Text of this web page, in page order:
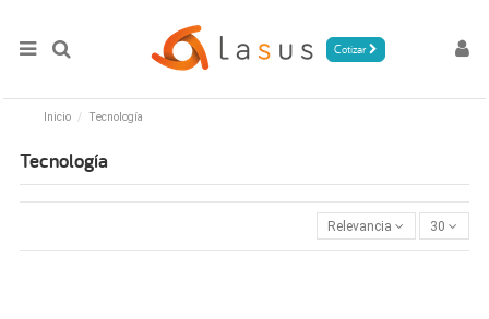
Cotizar
Inicio Tecnología
Tecnología
Relevancia 30